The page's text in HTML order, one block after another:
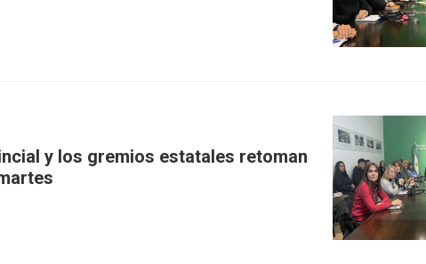
y los gremios estatales retoman